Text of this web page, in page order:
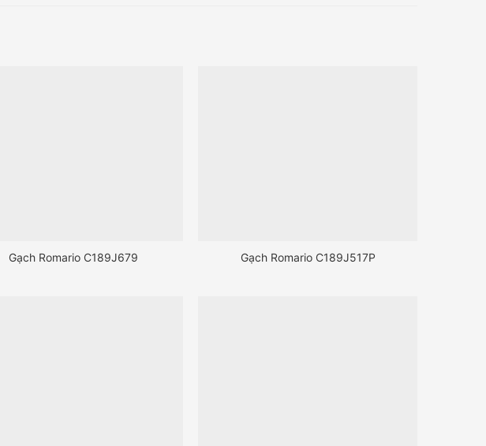
Gạch Romario C189J679 Gạch Romario C189J517P